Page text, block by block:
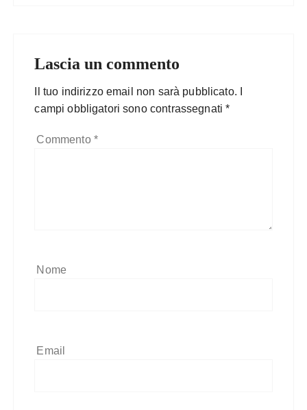
Lascia un commento
Il tuo indirizzo email non sarà pubblicato.
campi obbligatori sono contrassegnati*
Commento *
Nome
Email